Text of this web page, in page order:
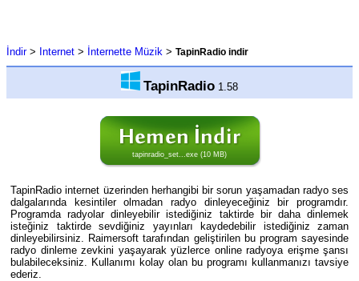
İndir> Internet > İnternette Müzik > TapinRadio indir
TapinRadio 1.58
tapinradio_set...exe (10 MB)
TapinRadio internet üzerinden herhangibi bir sorun yaşamadan radyo ses
dalgalarında kesintiler olmadan radyo dinleyeceğiniz bir programdır.
Programda radyolar dinleyebilir istediğiniz taktirde bir daha dinlemek
isteğiniz taktirde sevdiğiniz yayınları kaydedebilir istediğiniz zaman
dinleyebilirsiniz. Raimersoft tarafından geliştirilen bu program sayesinde
radyo dinleme zevkini yaşayarak yüzlerce online radyoya erişme şansı
bulabileceksiniz. Kullanımı kolay olan bu programı kullanmanızı tavsiye
ederiz.